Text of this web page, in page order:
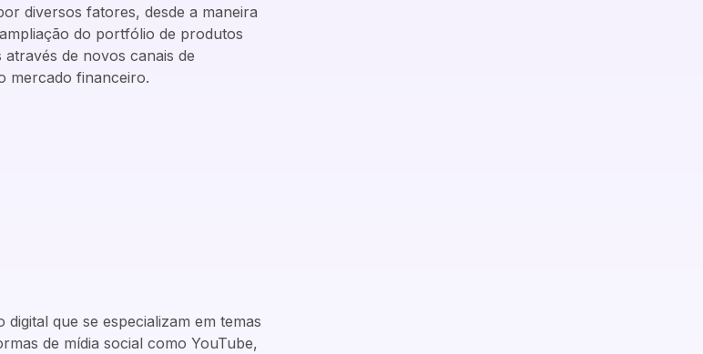
diversos fatores, desde a maneira
do portfólio de produtos
de novos canais de
mercado financeiro.
que se especializam em temas
de mídia social como YouTube,